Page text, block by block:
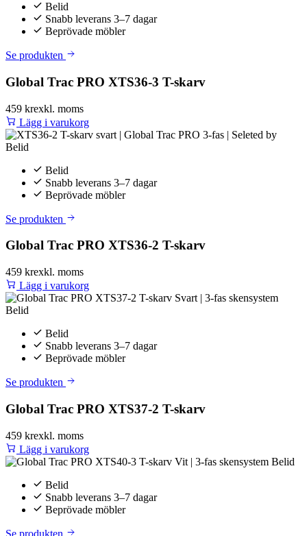
Belid
Snabb leverans 3–7 dagar
Beprövade möbler
Se produkten
Global Trac PRO XTS36-3 T-skarv
459 krexkl. moms
Lägg i varukorg
Belid
Snabb leverans 3–7 dagar
Beprövade möbler
Se produkten
Global Trac PRO XTS36-2 T-skarv
459 krexkl. moms
Lägg i varukorg
Belid
Snabb leverans 3–7 dagar
Beprövade möbler
Se produkten
Global Trac PRO XTS37-2 T-skarv
459 krexkl. moms
Lägg i varukorg
Belid
Snabb leverans 3–7 dagar
Beprövade möbler
Se produkten